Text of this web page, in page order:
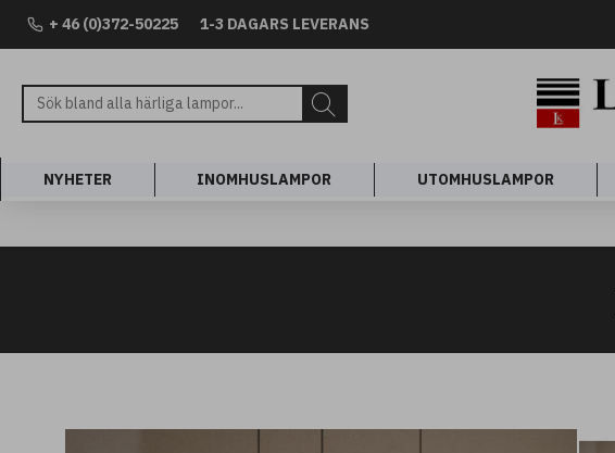
+ 46 (0)372-50225 1-3 DAGARS LEVERANS
NYHETER INOMHUSLAMPOR UTOMHUSLAMPOR